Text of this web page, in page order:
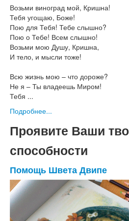
Возьми виноград мой, Кришна!
Тебя угощаю, Боже!
Пою для Тебя! Тебе слышно?
Пою о Тебе! Всем слышно!
Возьми мою Душу, Кришна,
И тело, и мысли тоже!
Всю жизнь мою – что дороже?
Не я – Ты владеешь Миром!
Тебя ...
Подробнее...
Проявите Ваши
способности
Помощь Швета Двипе